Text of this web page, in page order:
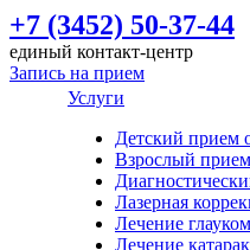
+7 (3452) 50-37-44
единый контакт-центр
Запись на прием
Услуги
Детский прием
Взрослый
Лазерная
Лечение
Лечение